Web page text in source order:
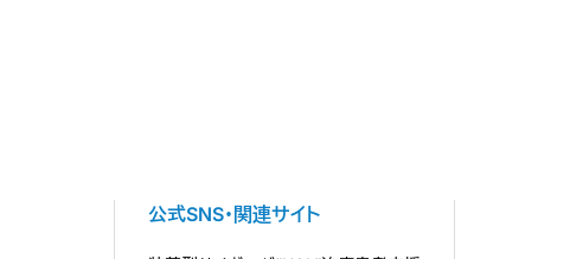
公式SNS・関連サイト